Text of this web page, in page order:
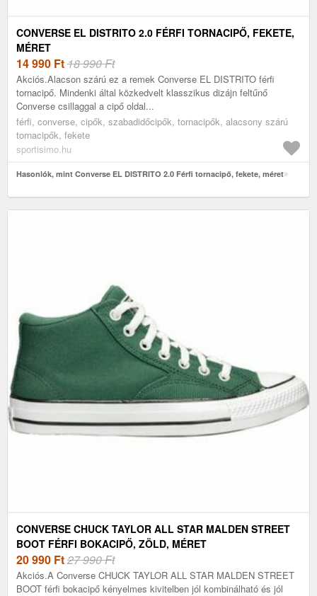
CONVERSE EL DISTRITO 2.0 FÉRFI TORNACIPŐ, FEKETE,
MÉRET
14 990 Ft18 990 Ft
Akciós.Alacson szárú ez a remek Converse EL DISTRITO férfi
tornacipő. Mindenki által közkedvelt klasszikus dizájn feltűnő
Converse csillaggal a cipő oldal...
férfi, converse, cipők, szabadidőcipők, tornacipők, alacsony szárú
tornacipők, fekete
sportisimo.hu
Hasonlók, mint Converse EL DISTRITO 2.0 Férfi tornacipő, fekete, méret
CONVERSE CHUCK TAYLOR ALL STAR MALDEN STREET
BOOT FÉRFI BOKACIPŐ, ZÖLD, MÉRET
20 990 Ft27 990 Ft
Akciós.A Converse CHUCK TAYLOR ALL STAR MALDEN STREET
BOOT férfi bokacipő kényelmes kivitelben jól kombinálható és jól